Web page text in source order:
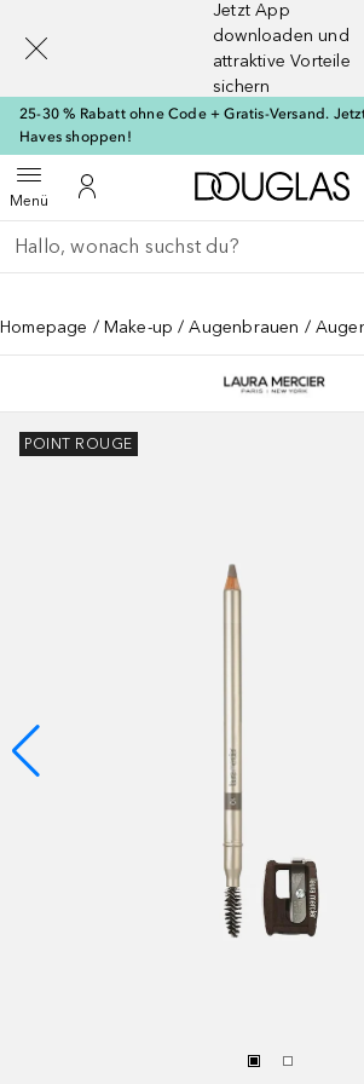
Jetzt App
downloaden und
attraktive Vorteile
sichern
25-30 % Rabatt ohne Code + Gratis-Versand.
Haves shoppen!
MenüMenü öffnenZu Meinem Kundenkonto
Gehe zurück
Suche ausführen
Homepage Make-up Augenbrauen
POINT ROUGE
[navigation.slideout.screenreader]